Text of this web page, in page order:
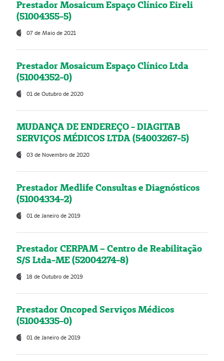
Prestador Mosaicum Espaço Clínico Eireli
(51004355-5)
07 de Maio de 2021
Prestador Mosaicum Espaço Clínico Ltda
(51004352-0)
01 de Outubro de 2020
MUDANÇA DE ENDEREÇO - DIAGITAB
SERVIÇOS MÉDICOS LTDA (54003267-5)
03 de Novembro de 2020
Prestador Medlife Consultas e Diagnósticos
(51004334-2)
01 de Janeiro de 2019
Prestador CERPAM – Centro de Reabilitação
S/S Ltda-ME (52004274-8)
18 de Outubro de 2019
Prestador Oncoped Serviços Médicos
(51004335-0)
01 de Janeiro de 2019